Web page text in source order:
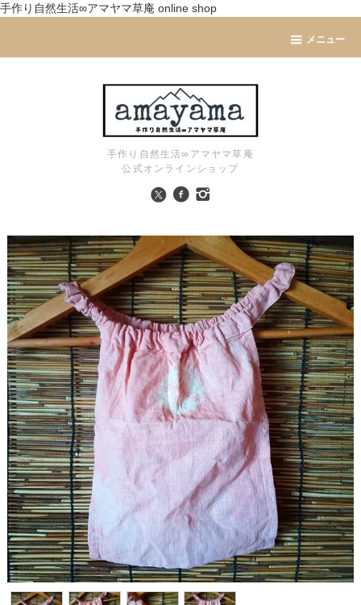
手作り自然生活∞アマヤマ草庵 online shop
メニュー
手作り自然生活∞アマヤマ草庵
公式オンラインショップ